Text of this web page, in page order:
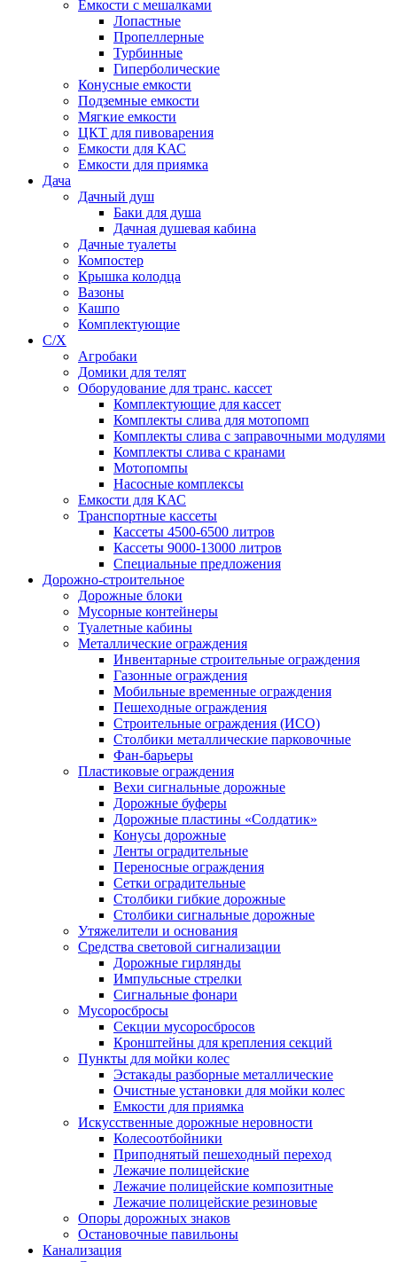
Емкости с мешалками
Лопастные
Пропеллерные
Турбинные
Гиперболические
Конусные емкости
Подземные емкости
Мягкие емкости
ЦКТ для пивоварения
Емкости для КАС
Емкости для приямка
Дача
Дачный душ
Баки для душа
Дачная душевая кабина
Дачные туалеты
Компостер
Крышка колодца
Вазоны
Кашпо
Комплектующие
С/Х
Агробаки
Домики для телят
Оборудование для транс. кассет
Комплектующие для кассет
Комплекты слива для мотопомп
Комплекты слива с заправочными модулями
Комплекты слива с кранами
Мотопомпы
Насосные комплексы
Емкости для КАС
Транспортные кассеты
Кассеты 4500-6500 литров
Кассеты 9000-13000 литров
Специальные предложения
Дорожно-строительное
Дорожные блоки
Мусорные контейнеры
Туалетные кабины
Металлические ограждения
Инвентарные строительные ограждения
Газонные ограждения
Мобильные временные ограждения
Пешеходные ограждения
Строительные ограждения (ИСО)
Столбики металлические парковочные
Фан-барьеры
Пластиковые ограждения
Вехи сигнальные дорожные
Дорожные буферы
Дорожные пластины «Солдатик»
Конусы дорожные
Ленты оградительные
Переносные ограждения
Сетки оградительные
Столбики гибкие дорожные
Столбики сигнальные дорожные
Утяжелители и основания
Средства световой сигнализации
Дорожные гирлянды
Импульсные стрелки
Сигнальные фонари
Мусоросбросы
Секции мусоросбросов
Кронштейны для крепления секций
Пункты для мойки колес
Эстакады разборные металлические
Очистные установки для мойки колес
Емкости для приямка
Искусственные дорожные неровности
Колесоотбойники
Приподнятый пешеходный переход
Лежачие полицейские
Лежачие полицейские композитные
Лежачие полицейские резиновые
Опоры дорожных знаков
Остановочные павильоны
Канализация